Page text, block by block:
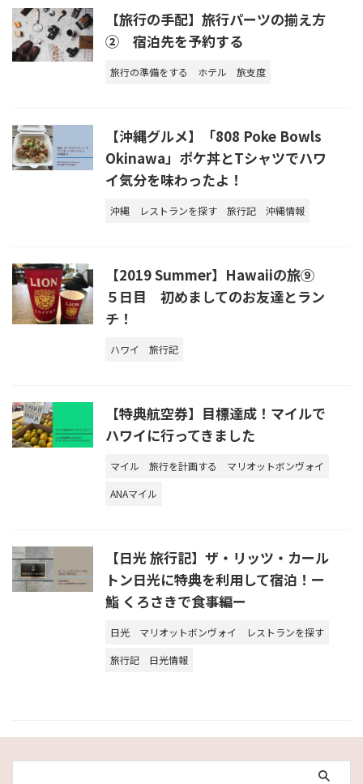
【旅行の手配】旅行パーツの揃え方
② 宿泊先を予約する
旅行の準備をする ホテル 旅支度
【沖縄グルメ】「808 Poke Bowls
Okinawa」ポケ丼とTシャツでハワ
イ気分を味わったよ！
沖縄 レストランを探す 旅行記 沖縄情報
【2019 Summer】Hawaiiの旅⑨
５日目 初めましてのお友達とラン
チ！
ハワイ 旅行記
【特典航空券】目標達成！マイルで
ハワイに行ってきました
マイル 旅行を計画する
マリオットボンヴォイ
ANAマイル
【日光 旅行記】ザ・リッツ・カール
トン日光に特典を利用して宿泊！ー
鮨 くろさきで食事編ー
日光 マリオットボンヴォイ
レストランを探す
旅行記
日光情報